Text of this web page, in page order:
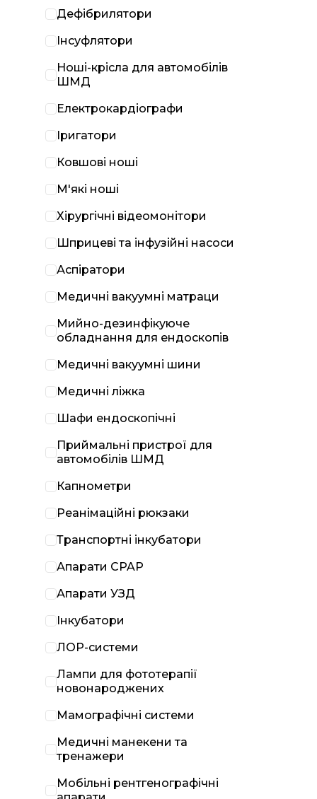
Дефібрилятори
Інсуфлятори
Ноші-крісла для автомобілів
ШМД
Електрокардіографи
Іригатори
Ковшові ноші
М'які ноші
Хірургічні відеомонітори
Шприцеві та інфузійні насоси
Аспіратори
Медичні вакуумні матраци
Мийно-дезинфікуюче
обладнання для ендоскопів
Медичні вакуумні шини
Медичні ліжка
Шафи ендоскопічні
Приймальні пристрої для
автомобілів ШМД
Капнометри
Реанімаційні рюкзаки
Транспортні інкубатори
Апарати CPAP
Апарати УЗД
Інкубатори
ЛОР-системи
Лампи для фототерапії
новонароджених
Мамографічні системи
Медичні манекени та
тренажери
Мобільні рентгенографічні